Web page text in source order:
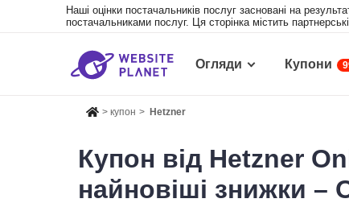
Наші оцінки постачальників послуг засновані на
постачальниками послуг. Ця сторінка містить
Огляди Купони
> купон > Hetzner
Купон від Hetzner
найновіші знижки –